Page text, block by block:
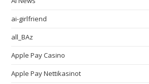
ai-girlfriend
all_BAz
Apple Pay Casino
Apple Pay Nettikasinot